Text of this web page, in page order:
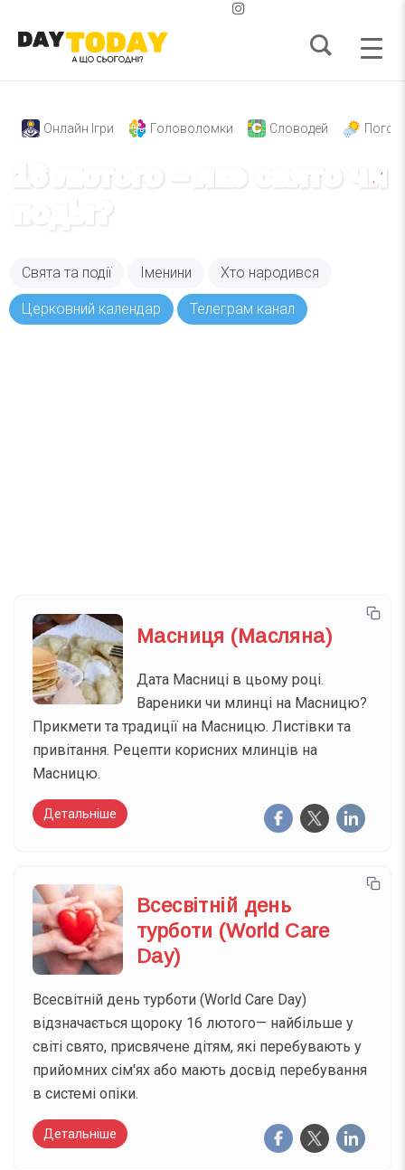
Онлайн Ігри Головоломки Словодей
16 лютого – яке свято чи
подія?
Свята та події Іменини Хто народився
Церковний календар Телеграм канал
Масниця (Масляна)
Дата Масниці в цьому році.
Вареники чи млинці на Масницю?
Прикмети та традиції на Масницю. Листівки та
привітання. Рецепти корисних млинців на
Масницю.
Детальніше
Всесвітній день
турботи (World Care
Day)
Всесвітній день турботи (World Care Day)
відзначається щороку 16 лютого— найбільше у
світі свято, присвячене дітям, які перебувають у
прийомних сім'ях або мають досвід перебування
в системі опіки.
Детальніше